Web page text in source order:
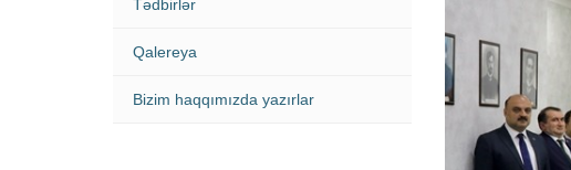
Tədbirlər
Qalereya
Bizim haqqımızda yazırlar